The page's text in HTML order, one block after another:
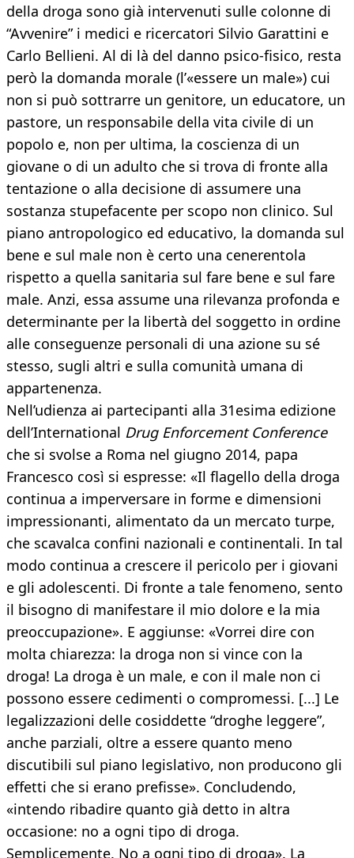
della droga sono già intervenuti sulle colonne di
“Avvenire” i medici e ricercatori Silvio Garattini e
Carlo Bellieni. Al di là del danno psico-fisico, resta
però la domanda morale (l’«essere un male») cui
non si può sottrarre un genitore, un educatore, un
pastore, un responsabile della vita civile di un
popolo e, non per ultima, la coscienza di un
giovane o di un adulto che si trova di fronte alla
tentazione o alla decisione di assumere una
sostanza stupefacente per scopo non clinico. Sul
piano antropologico ed educativo, la domanda sul
bene e sul male non è certo una cenerentola
rispetto a quella sanitaria sul fare bene e sul fare
male. Anzi, essa assume una rilevanza profonda e
determinante per la libertà del soggetto in ordine
alle conseguenze personali di una azione su sé
stesso, sugli altri e sulla comunità umana di
appartenenza.
Nell’udienza ai partecipanti alla 31esima edizione
dell’International Drug Enforcement Conference
che si svolse a Roma nel giugno 2014, papa
Francesco così si espresse: «Il flagello della droga
continua a imperversare in forme e dimensioni
impressionanti, alimentato da un mercato turpe,
che scavalca confini nazionali e continentali. In tal
modo continua a crescere il pericolo per i giovani
e gli adolescenti. Di fronte a tale fenomeno, sento
il bisogno di manifestare il mio dolore e la mia
preoccupazione». E aggiunse: «Vorrei dire con
molta chiarezza: la droga non si vince con la
droga! La droga è un male, e con il male non ci
possono essere cedimenti o compromessi. [...] Le
legalizzazioni delle cosiddette “droghe leggere”,
anche parziali, oltre a essere quanto meno
discutibili sul piano legislativo, non producono gli
effetti che si erano prefisse». Concludendo,
«intendo ribadire quanto già detto in altra
occasione: no a ogni tipo di droga.
Semplicemente. No a ogni tipo di droga». La